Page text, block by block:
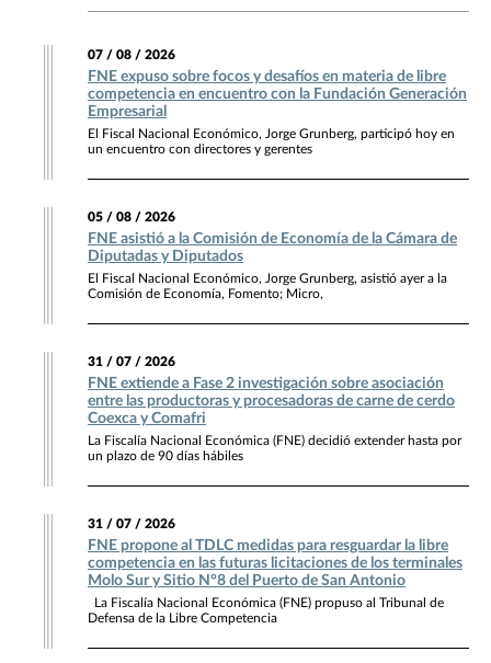
07 / 08 / 2026
FNE expuso sobre focos y desafíos en materia de libre
competencia en encuentro con la Fundación Generación
Empresarial
El Fiscal Nacional Económico, Jorge Grunberg, participó hoy en
un encuentro con directores y gerentes
05 / 08 / 2026
FNE asistió a la Comisión de Economía de la Cámara de
Diputadas y Diputados
El Fiscal Nacional Económico, Jorge Grunberg, asistió ayer a la
Comisión de Economía, Fomento; Micro,
31 / 07 / 2026
FNE extiende a Fase 2 investigación sobre asociación
entre las productoras y procesadoras de carne de cerdo
Coexca y Comafri
La Fiscalía Nacional Económica (FNE) decidió extender hasta por
un plazo de 90 días hábiles
31 / 07 / 2026
FNE propone al TDLC medidas para resguardar la libre
competencia en las futuras licitaciones de los terminales
Molo Sur y Sitio N°8 del Puerto de San Antonio
La Fiscalía Nacional Económica (FNE) propuso al Tribunal de
Defensa de la Libre Competencia